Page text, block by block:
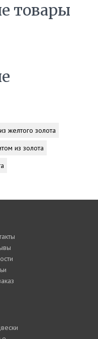
товары
желтого золота
из золота